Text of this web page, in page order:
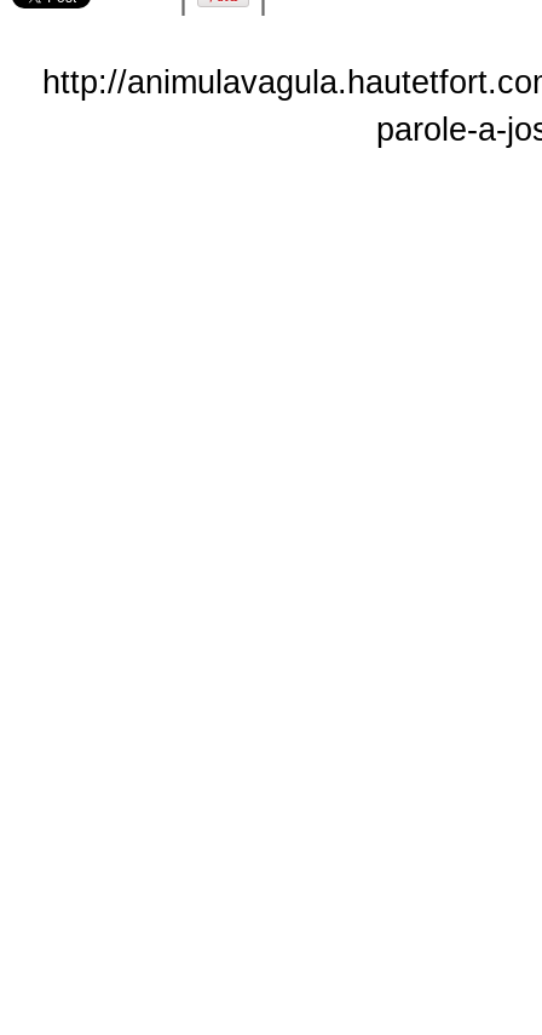
http://
parole-a-